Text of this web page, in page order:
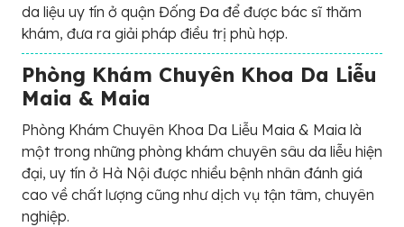
da liệu uy tín ở quận Đống Đa để được bác sĩ thăm
khám, đưa ra giải pháp điều trị phù hợp.
Phòng Khám Chuyên Khoa Da Liễu
Maia & Maia
Phòng Khám Chuyên Khoa Da Liễu Maia & Maia là
một trong những phòng khám chuyên sâu da liễu hiện
đại, uy tín ở Hà Nội được nhiều bệnh nhân đánh giá
cao về chất lượng cũng như dịch vụ tận tâm, chuyên
nghiệp.